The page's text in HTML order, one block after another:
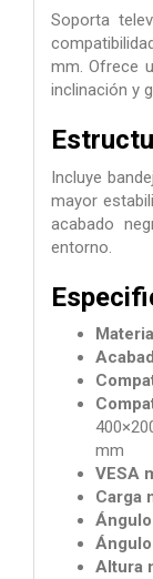
Soporta
mm. Ofrece
inclinación y
Incluye
mayor
acabado
entorno.
mm
VESA
Carga
Altura